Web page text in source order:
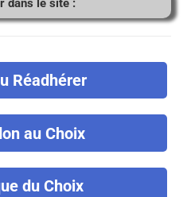
dans le site :
Réadhérer
au Choix
du Choix